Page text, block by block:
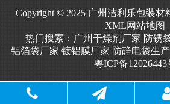
Copyright © 2025 广州洁利乐包装
XML网站地图
热门搜索： 广州干燥剂厂家 防锈
铝箔袋厂家 镀铝膜厂家 防静电袋生
粤ICP备12026443